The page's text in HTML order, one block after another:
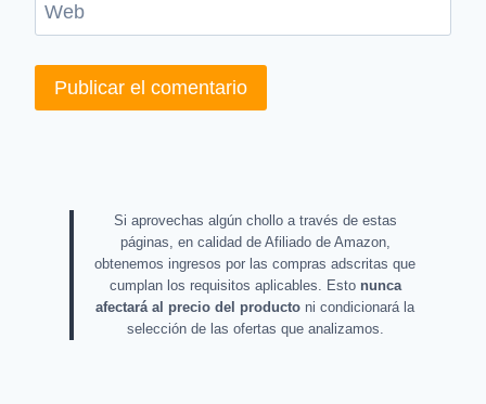
Web
Si aprovechas algún chollo a través de estas
páginas, en calidad de Afiliado de Amazon,
obtenemos ingresos por las compras adscritas que
cumplan los requisitos aplicables. Esto nunca
afectará al precio del producto ni condicionará la
selección de las ofertas que analizamos.